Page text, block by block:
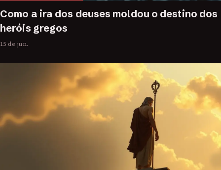
Como a ira dos deuses moldou o destino dos
heróis gregos
15 de jun.